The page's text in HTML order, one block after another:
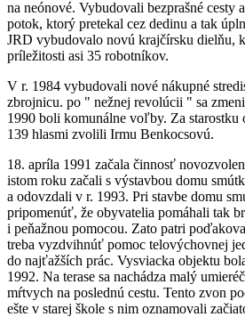
na neónové. Vybudovali bezprašné cesty
potok, ktorý pretekal cez dedinu a tak
JRD vybudovalo novú krajčírsku dielňu,
príležitosti asi 35 robotníkov.
V r. 1984 vybudovali nové nákupné
zbrojnicu. po " nežnej revolúcii " sa
1990 boli komunálne voľby. Za starostku
139 hlasmi zvolili Irmu Benkocsovú.
18. apríla 1991 začala činnosť
istom roku začali s výstavbou domu
a odovzdali v r. 1993. Pri stavbe domu
pripomenúť, že obyvatelia pomáhali tak
i peňažnou pomocou. Zato patri
treba vyzdvihnúť pomoc telovýchovnej
do najťažších prác. Vysviacka objektu
1992. Na terase sa nachádza malý
mŕtvych na poslednú cestu. Tento zvon
ešte v starej škole s nim oznamovali